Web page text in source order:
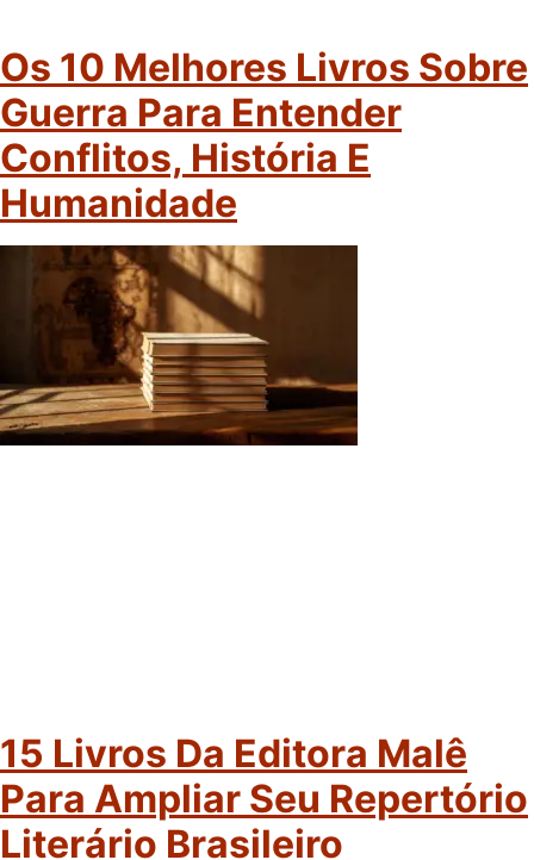
Os 10 Melhores Livros Sobre
Guerra Para Entender
Conflitos, História E
Humanidade
15 Livros Da Editora Malê
Para Ampliar Seu Repertório
Literário Brasileiro